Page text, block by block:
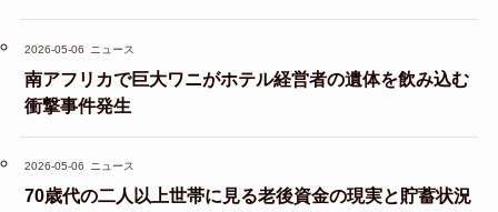
2026-05-06 ニュース
南アフリカで巨大ワニがホテル経営者の遺体を飲み込む
衝撃事件発生
2026-05-06 ニュース
70歳代の二人以上世帯に見る老後資金の現実と貯蓄状況